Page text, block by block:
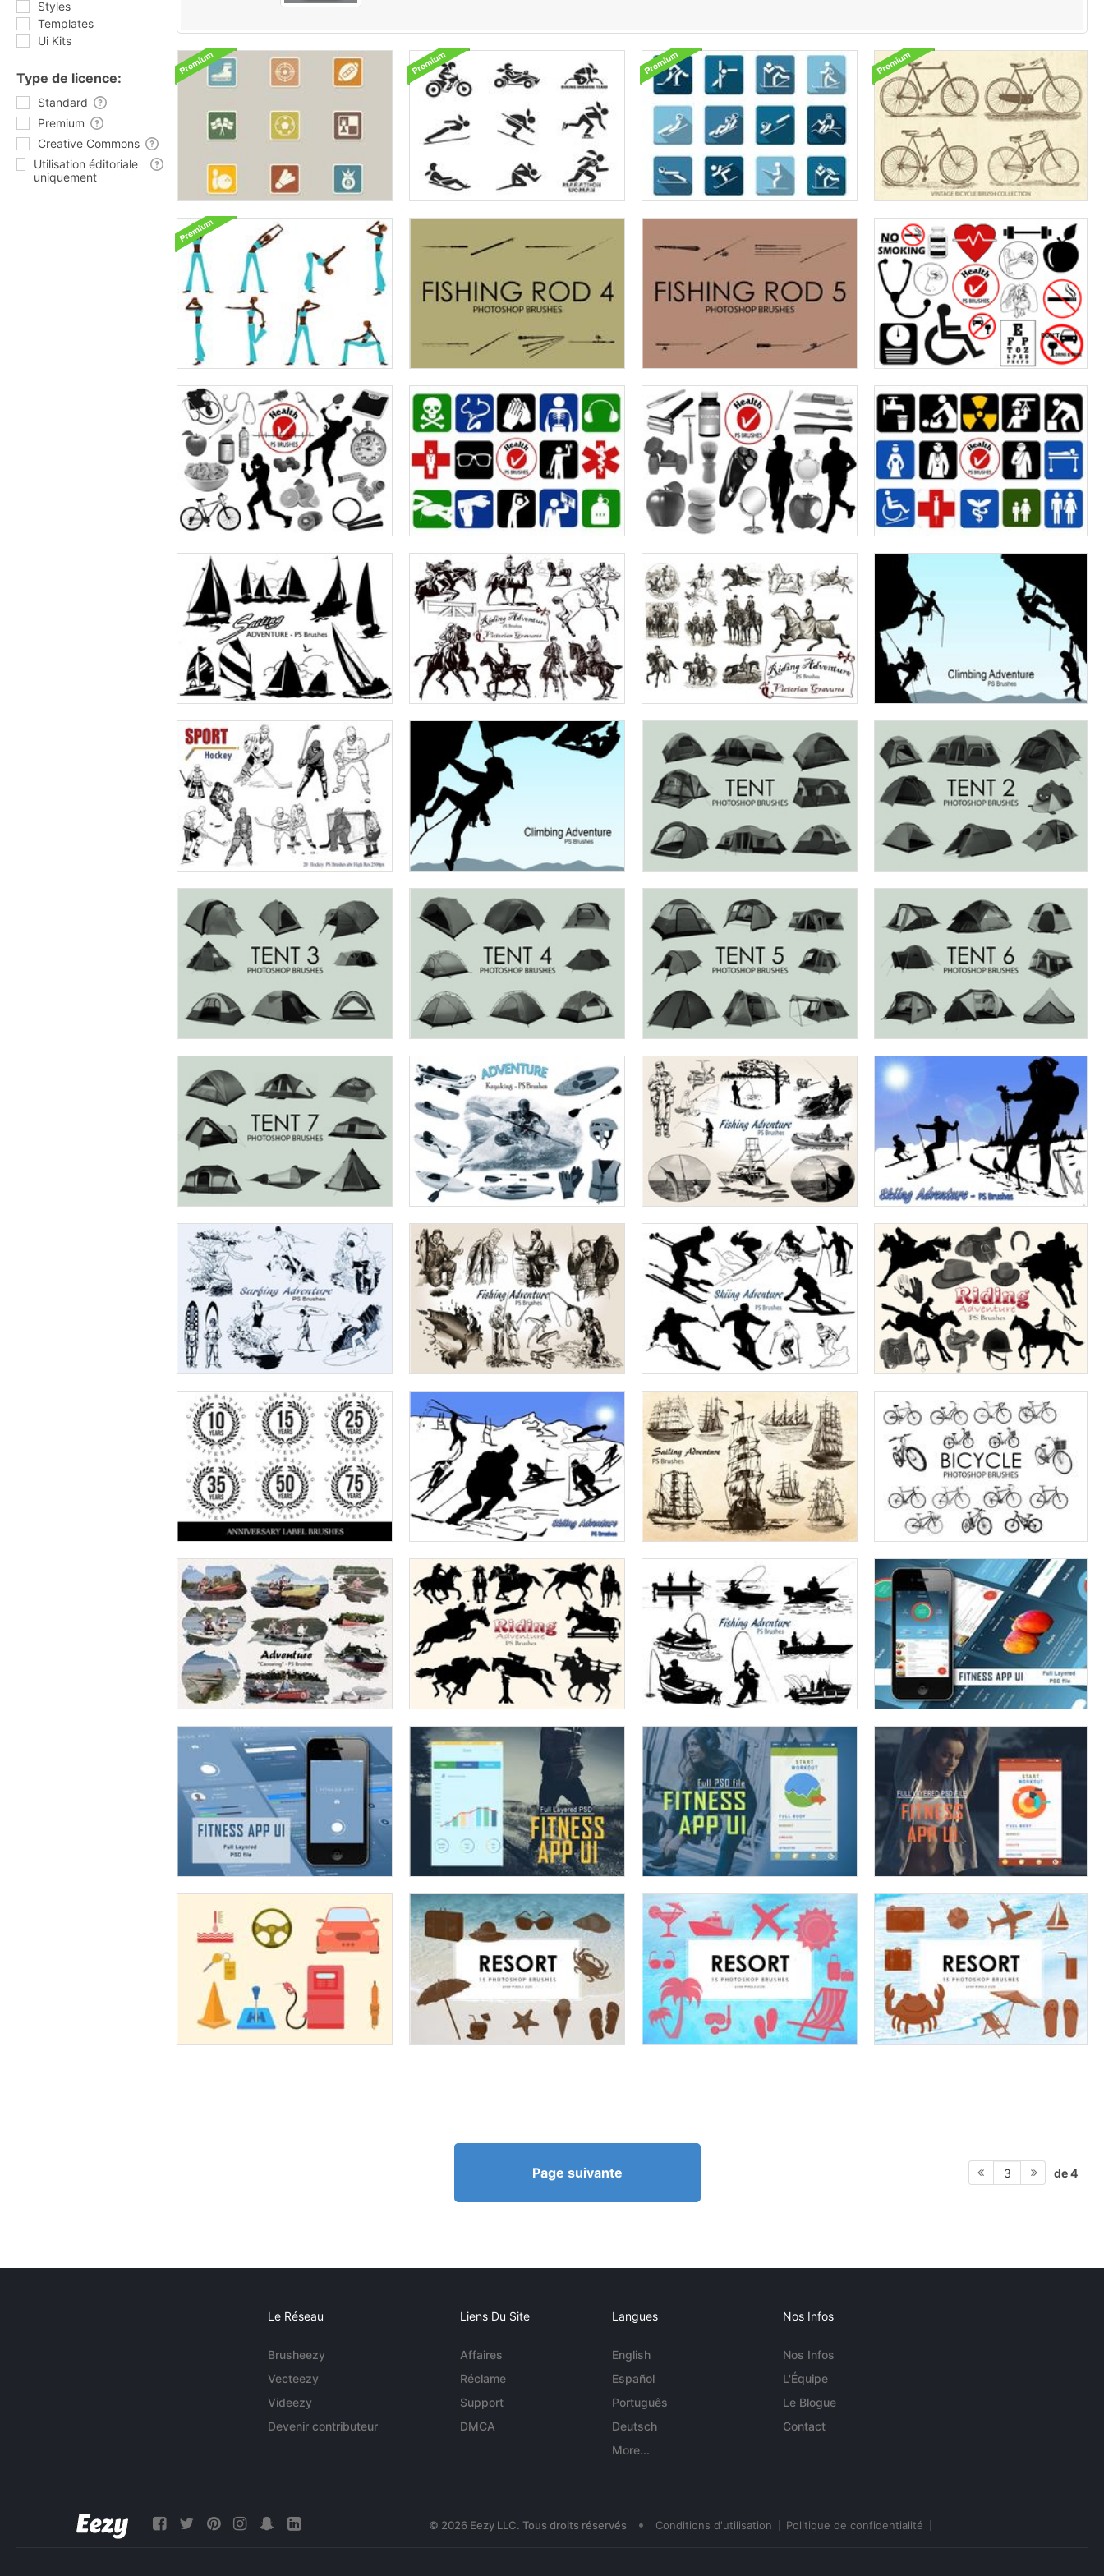
Styles
Templates
Ui Kits
Type de licence:
Standard
Premium
Creative Commons
Utilisation éditoriale
uniquement
Page suivante 3 de 4
Le Réseau
Brusheezy
Vecteezy
Videezy
Devenir contributeur
Liens Du Site
Affaires
Réclame
Support
DMCA
Langues
English
Español
Português
Deutsch
More...
Nos Infos
Nos Infos
L'Équipe
Le Blogue
Contact
© 2026 Eezy LLC. Tous droits réservés • Conditions d'utilisation Politique de confidentialité